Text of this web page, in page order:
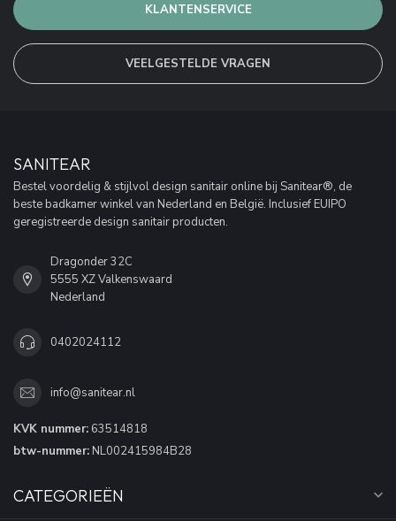
KLANTENSERVICE
VEELGESTELDE VRAGEN
SANITEAR
Bestel voordelig & stijlvol design sanitair online bij Sanitear®, de
beste badkamer winkel van Nederland en België. Inclusief EUIPO
geregistreerde design sanitair producten.
Dragonder 32C
5555 XZ Valkenswaard
Nederland
0402024112
info@sanitear.nl
KVK nummer: 63514818
btw-nummer: NL002415984B28
CATEGORIEËN